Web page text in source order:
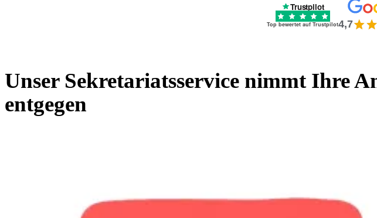
Trustpilot
Top bewertet auf Trustpilot4,7
Unser Sekretariatsservice nimmt Ihre
entgegen